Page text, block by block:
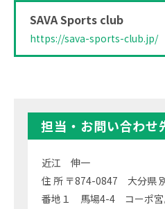
SAVA Sports club
https://sava-sports-club.jp/
担当・お問い合わせ
近江 伸一
住 所 〒874-0847 大分県
番地１ 馬場4-4 コーポ宮